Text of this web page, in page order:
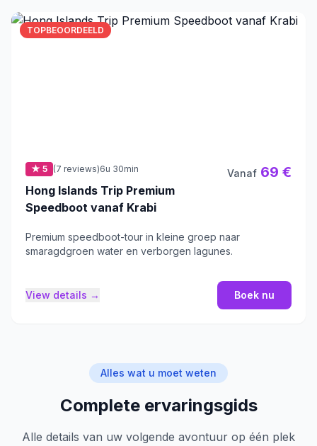
TOPBEOORDEELD
★ 5 (7 reviews)6u 30min
Hong Islands Trip Premium
Speedboot vanaf Krabi
Vanaf 69 €
Premium speedboot-tour in kleine groep naar
smaragdgroen water en verborgen lagunes.
View details → Boek nu
Alles wat u moet weten
Complete ervaringsgids
Alle details van uw volgende avontuur op één plek